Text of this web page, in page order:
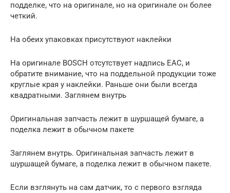
подделке, что на оригинале, но на оригинале он более
четкий.
На обеих упаковках присутствуют наклейки
На оригинале BOSCH отсутствует надпись EAC, и
обратите внимание, что на поддельной продукции тоже
круглые края у наклейки. Раньше они были всегда
квадратными. Заглянем внутрь
Оригинальная запчасть лежит в шуршащей бумаге, а
поделка лежит в обычном пакете
Заглянем внутрь. Оригинальная запчасть лежит в
шуршащей бумаге, а поделка лежит в обычном пакете.
Если взглянуть на сам датчик, то с первого взгляда